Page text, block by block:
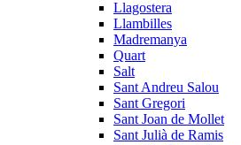
Llagostera
Llambilles
Madremanya
Quart
Salt
Sant Andreu Salou
Sant Gregori
Sant Joan de Mollet
Sant Julià de Ramis